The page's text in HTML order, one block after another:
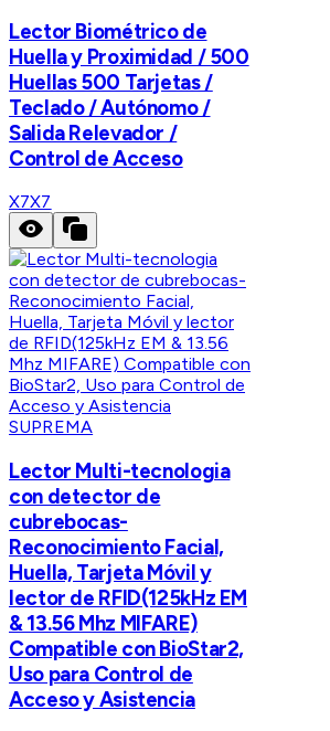
Lector Biométrico de
Huella y Proximidad / 500
Huellas 500 Tarjetas /
Teclado / Autónomo /
Salida Relevador /
Control de Acceso
X7X7
SUPREMA
Lector Multi-tecnologia
con detector de
cubrebocas-
Reconocimiento Facial,
Huella, Tarjeta Móvil y
lector de RFID(125kHz EM
& 13.56 Mhz MIFARE)
Compatible con BioStar2,
Uso para Control de
Acceso y Asistencia